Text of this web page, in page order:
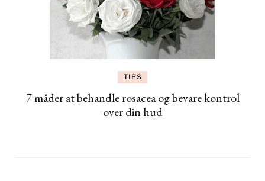
TIPS
7 måder at behandle rosacea og bevare kontrol
over din hud